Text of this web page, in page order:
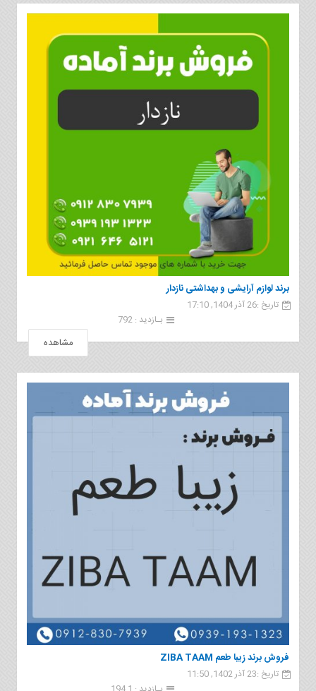
برند لوازم آرایشی و بهداشتی نازدار
تاریخ :26 آذر 1404, 17:10
بـازدید : 792
مشاهده
فروش برند زيبا طعم ZIBA TAAM
تاریخ :23 آذر 1402, 11:50